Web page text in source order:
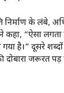
के लंबे,
ने कहा, “ऐसा
है।” दूसरे
दोबारा जरूरत